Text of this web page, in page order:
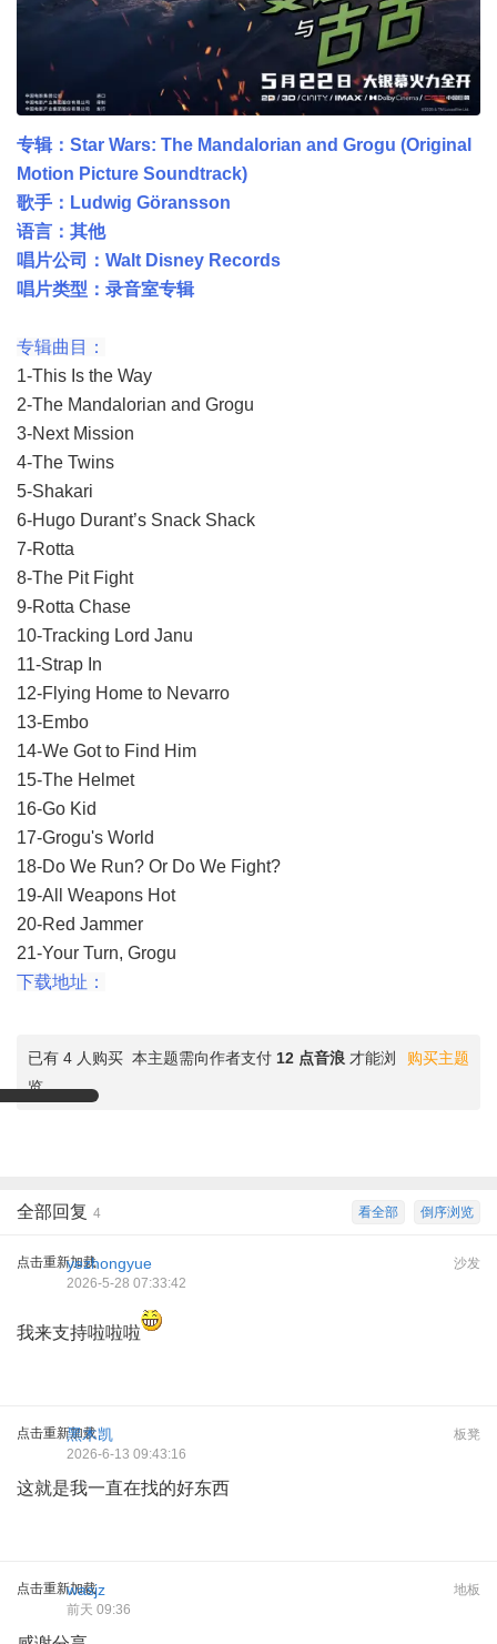
专辑：Star Wars: The Mandalorian and Grogu (Original
Motion Picture Soundtrack)
歌手：Ludwig Göransson
语言：其他
唱片公司：Walt Disney Records
唱片类型：录音室专辑
专辑曲目：
1-This Is the Way
2-The Mandalorian and Grogu
3-Next Mission
4-The Twins
5-Shakari
6-Hugo Durant’s Snack Shack
7-Rotta
8-The Pit Fight
9-Rotta Chase
10-Tracking Lord Janu
11-Strap In
12-Flying Home to Nevarro
13-Embo
14-We Got to Find Him
15-The Helmet
16-Go Kid
17-Grogu's World
18-Do We Run? Or Do We Fight?
19-All Weapons Hot
20-Red Jammer
21-Your Turn, Grogu
下载地址：
购买主题
已有 4 人购买 本主题需向作者支付 12 点音浪 才能浏
览
倒序浏览
看全部
全部回复 4
点击重新加载 沙发
yezhongyue
2026-5-28 07:33:42
我来支持啦啦啦
点击重新加载 板凳
黑木凯
2026-6-13 09:43:16
这就是我一直在找的好东西
点击重新加载 地板
wasjz
前天 09:36